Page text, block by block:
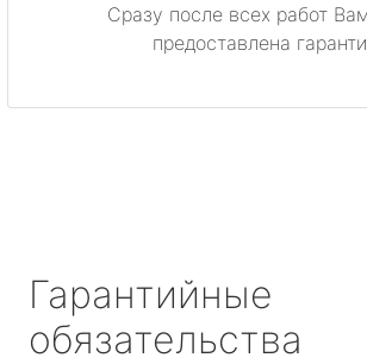
Сразу после всех работ
предоставлена
Гарантийные
обязательства